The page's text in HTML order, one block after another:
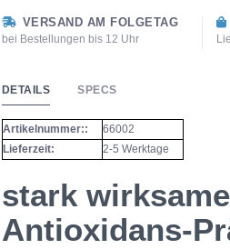
VERSAND AM FOLGETAG
bei Bestellungen bis 12 Uhr
DETAILS SPECS
Artikelnummer::
66002
Lieferzeit:
2-5 Werktage
stark
Antioxidans-